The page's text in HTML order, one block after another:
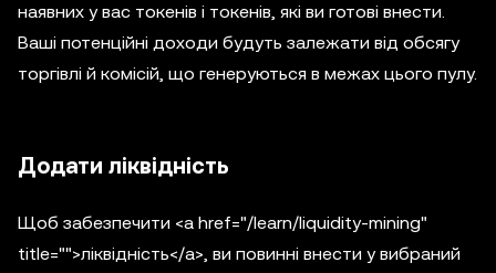
наявних у вас токенів і токенів, які ви готові внести.
Ваші потенційні доходи будуть залежати від обсягу
торгівлі й комісій, що генеруються в межах цього пулу.
Додати ліквідність
Щоб забезпечити <a href="/learn/liquidity-mining"
title="">ліквідність</a>, ви повинні внести у вибраний